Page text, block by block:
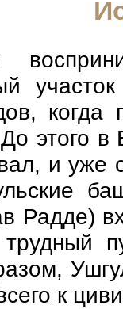
когда
этого
и уже
Радде)
к